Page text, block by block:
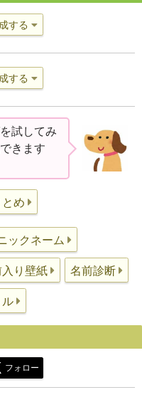
する
する
試してみ
きます
め
ックネーム
り壁紙 名前診断
ル
フォロー